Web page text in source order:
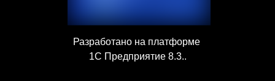
Разработано на платформе
1С Предприятие 8.3..